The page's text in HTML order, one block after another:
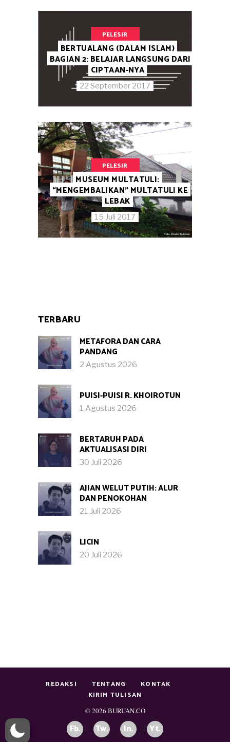
PELESIR
BERTUALANG (DALAM ISLAM)
BAGIAN 2: BELAJAR LANGSUNG DARI
CIPTAAN-NYA
22 September 2017
PELESIR
MUSEUM MULTATULI:
“MENGEMBALIKAN” MULTATULI KE
LEBAK
15 Juli 2017
TERBARU
METAFORA DAN CARA
PANDANG
2 Agustus 2026
PUISI-PUISI R. KHOIROTUN
1 Agustus 2026
BERTARUH PADA
AKTUALISASI DIRI
30 Juli 2026
AJIAN WELUT PUTIH: ALUR
DAN PENOKOHAN
21 Juli 2026
LICIN
20 Juli 2026
REDAKSI TENTANG
KONTAK
KIRIM TULISAN
© 2026 BURUAN.CO
Fb. Tw. In. Yt.